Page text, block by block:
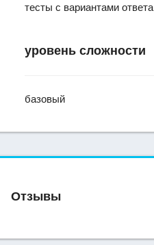
тесты с вариантами ответа
уровень сложности
базовый
Отзывы